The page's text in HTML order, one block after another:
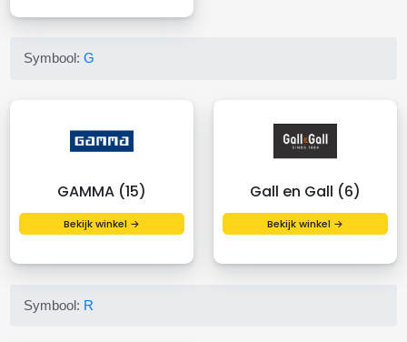
Symbool:G
GAMMA (15)
Bekijk winkel →
Gall en Gall (6)
Bekijk winkel →
Symbool: R